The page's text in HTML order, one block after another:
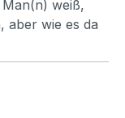
weiß,
aber wie es da